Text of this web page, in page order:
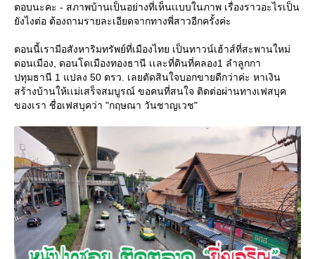
ตอบนะคะ - สภาพบ้านเป็นอย่างที่เห็นเเบบในภาพ เรื่องราวอะไรเป็น
ยังไงต่อ ต้องถามรายละเอียดจากทางพี่สาวอีกครั้งค่ะ
ตอนนี้เรามีอสังหาริมทรัพย์ที่เมืองไทย เป็นทาวน์เฮ้าส์ที่สะพานใหม่
ดอนเมือง, ดอนโดเมืองทองธานี เเละที่ดินที่คลอง1 ลำลูกกา
ปทุมธานี 1 แปลง 50 ตรว. เลยตัดสินใจบอกขายดีกว่าค่ะ หาเงิน
สร้างบ้านให้เเม่เสร็จสมบูรณ์ ขอคนที่สนใจ ติดต่อผ่านทางเฟสบุค
ของเรา ชื่อเฟสบุคว่า "กฤษณา วันชาญเวช"